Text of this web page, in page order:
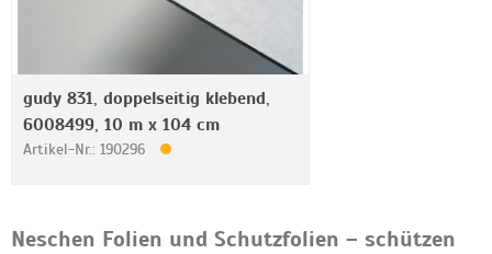
gudy 831, doppelseitig klebend,
6008499, 10 m x 104 cm
Artikel-Nr.: 190296
Neschen Folien und Schutzfolien – schützen